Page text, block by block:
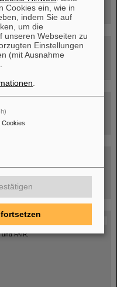
durch die
–
FAIR.
Cookies ein, wie in
indem Sie auf
um die
unseren Webseiten zu
Einstellungen
(mit Ausnahme
Cookies